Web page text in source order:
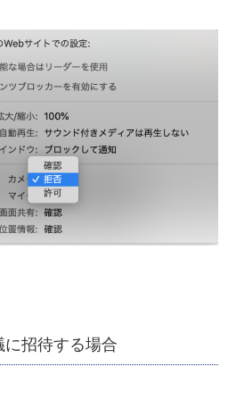
招待する場合